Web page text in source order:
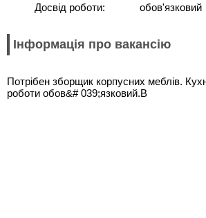
Досвід роботи:
обов'язковий
Інформація про вакансію
Потрібен зборщик корпусних меблів.
роботи обов&# 039;язковий.В